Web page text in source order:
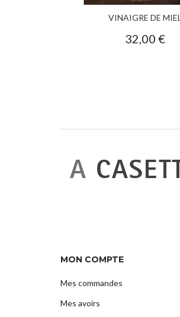
VINAIGRE DE MIEL
32,00 €
MON COMPTE
Mes commandes
Mes avoirs